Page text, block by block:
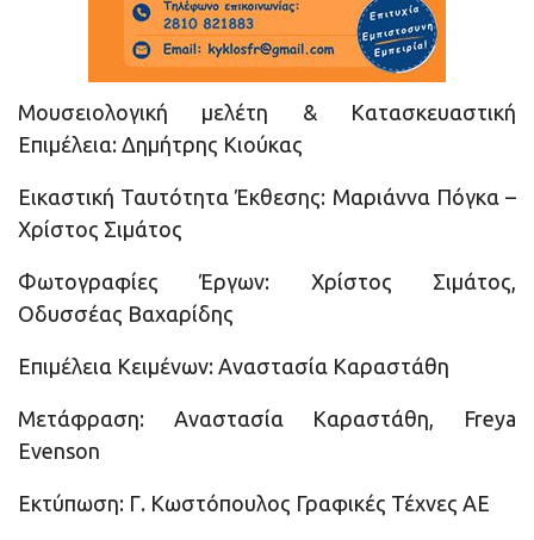
Μουσειολογική μελέτη & Κατασκευαστική
Επιμέλεια: Δηµήτρης Κιούκας
Εικαστική Ταυτότητα Έκθεσης: Μαριάννα Πόγκα –
Xρίστος Σιµάτος
Φωτογραφίες Έργων: Χρίστος Σιµάτος,
Οδυσσέας Βαχαρίδης
Επιμέλεια Κειμένων: Αναστασία Καραστάθη
Μετάφραση: Αναστασία Καραστάθη, Freya
Evenson
Εκτύπωση: Γ. Κωστόπουλος Γραφικές Τέχνες ΑΕ